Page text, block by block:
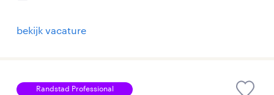
bekijk vacature
Randstad Professional